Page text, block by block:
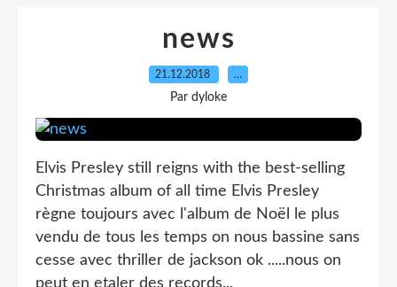
news
21.12.2018 …
Par dyloke
Elvis Presley still reigns with the best-selling
Christmas album of all time Elvis Presley
règne toujours avec l'album de Noël le plus
vendu de tous les temps on nous bassine sans
cesse avec thriller de jackson ok .....nous on
peut en etaler des records...